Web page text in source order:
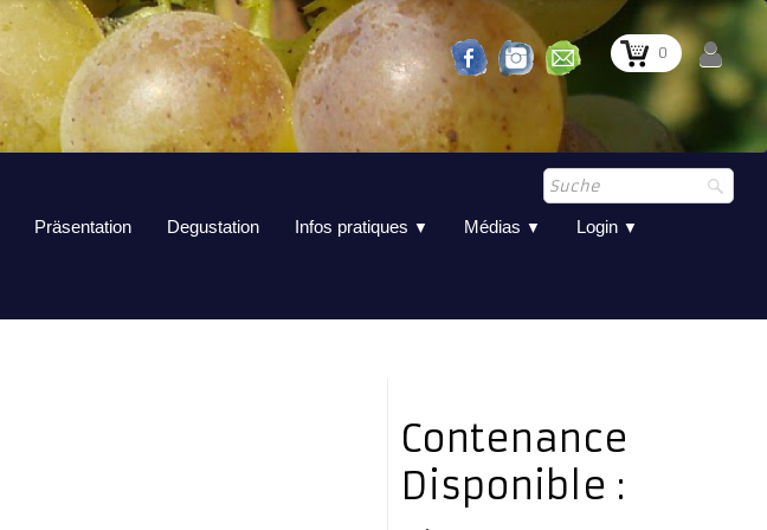
0
Präsentation Degustation Infos pratiques ▼ Médias ▼ Login ▼
Contenance
Disponible :